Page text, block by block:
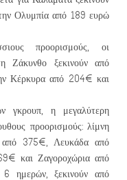
Ολυμπία από 189 ευρώ
προορισμούς, οι
Ζάκυνθο ξεκινούν από
Κέρκυρα από 204€ και
γκρουπ, η μεγαλύτερη
προορισμούς: λίμνη
375€, Λευκάδα από
και Ζαγοροχώρια από
ημερών, ξεκινούν από